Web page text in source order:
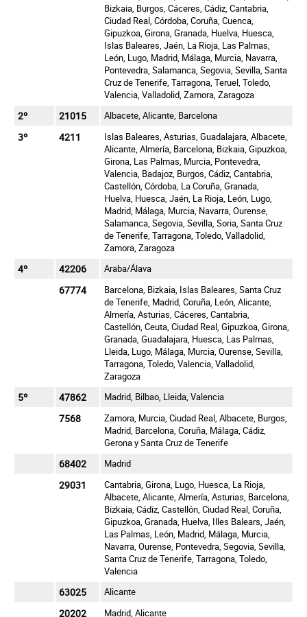
Bizkaia, Burgos, Cáceres, Cádiz, Cantabria,
Ciudad Real, Córdoba, Coruña, Cuenca,
Gipuzkoa, Girona, Granada, Huelva, Huesca,
Islas Baleares, Jaén, La Rioja, Las Palmas,
León, Lugo, Madrid, Málaga, Murcia, Navarra,
Pontevedra, Salamanca, Segovia, Sevilla, Santa
Cruz de Tenerife, Tarragona, Teruel, Toledo,
Valencia, Valladolid, Zamora, Zaragoza
2º 21015 Albacete, Alicante, Barcelona
3º 4211
Islas Baleares, Asturias, Guadalajara, Albacete,
Alicante, Almería, Barcelona, Bizkaia, Gipuzkoa,
Girona, Las Palmas, Murcia, Pontevedra,
Valencia, Badajoz, Burgos, Cádiz, Cantabria,
Castellón, Córdoba, La Coruña, Granada,
Huelva, Huesca, Jaén, La Rioja, León, Lugo,
Madrid, Málaga, Murcia, Navarra, Ourense,
Salamanca, Segovia, Sevilla, Soria, Santa Cruz
de Tenerife, Tarragona, Toledo, Valladolid,
Zamora, Zaragoza
4º 42206 Araba/Álava
67774
Barcelona, Bizkaia, Islas Baleares, Santa Cruz
de Tenerife, Madrid, Coruña, León, Alicante,
Almería, Asturias, Cáceres, Cantabria,
Castellón, Ceuta, Ciudad Real, Gipuzkoa, Girona,
Granada, Guadalajara, Huesca, Las Palmas,
Lleida, Lugo, Málaga, Murcia, Ourense, Sevilla,
Tarragona, Toledo, Valencia, Valladolid,
Zaragoza
5º 47862 Madrid, Bilbao, Lleida, Valencia
7568
Zamora, Murcia, Ciudad Real, Albacete, Burgos,
Madrid, Barcelona, Coruña, Málaga, Cádiz,
Gerona y Santa Cruz de Tenerife
68402 Madrid
29031
Cantabria, Girona, Lugo, Huesca, La Rioja,
Albacete, Alicante, Almería, Asturias, Barcelona,
Bizkaia, Cádiz, Castellón, Ciudad Real, Coruña,
Gipuzkoa, Granada, Huelva, Illes Balears, Jaén,
Las Palmas, León, Madrid, Málaga, Murcia,
Navarra, Ourense, Pontevedra, Segovia, Sevilla,
Santa Cruz de Tenerife, Tarragona, Toledo,
Valencia
63025 Alicante
20202 Madrid, Alicante